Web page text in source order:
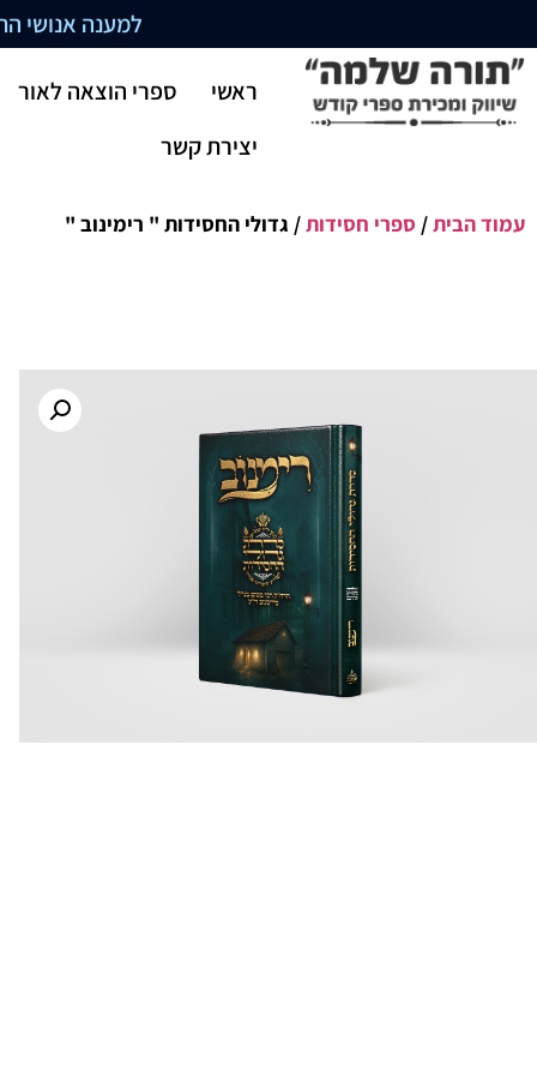
למענה אנושי התקשרו
ראשי
ספרי הוצאה לאור
יצירת קשר
עמוד הבית/ ספרי חסידות/ גדולי החסידות " רימינוב "